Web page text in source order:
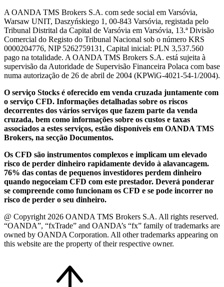
A OANDA TMS Brokers S.A. com sede social em Varsóvia,
Warsaw UNIT, Daszyńskiego 1, 00-843 Varsóvia, registada pelo
Tribunal Distrital da Capital de Varsóvia em Varsóvia, 13.ª Divisão
Comercial do Registo do Tribunal Nacional sob o número KRS
0000204776, NIP 5262759131, Capital inicial: PLN 3,537.560
pago na totalidade. A OANDA TMS Brokers S.A. está sujeita à
supervisão da Autoridade de Supervisão Financeira Polaca com base
numa autorização de 26 de abril de 2004 (KPWiG-4021-54-1/2004).
O serviço Stocks é oferecido em venda cruzada juntamente com
o serviço CFD. Informações detalhadas sobre os riscos
decorrentes dos vários serviços que fazem parte da venda
cruzada, bem como informações sobre os custos e taxas
associados a estes serviços, estão disponíveis em OANDA TMS
Brokers, na secção Documentos.
Os CFD são instrumentos complexos e implicam um elevado
risco de perder dinheiro rapidamente devido à alavancagem.
76% das contas de pequenos investidores perdem dinheiro
quando negoceiam CFD com este prestador. Deverá ponderar
se compreende como funcionam os CFD e se pode incorrer no
risco de perder o seu dinheiro.
@ Copyright 2026 OANDA TMS Brokers S.A. All rights reserved.
“OANDA”, “fxTrade” and OANDA’s “fx” family of trademarks are
owned by OANDA Corporation. All other trademarks appearing on
this website are the property of their respective owner.